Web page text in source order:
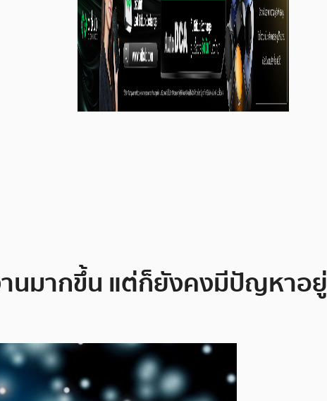
นมากขึ้น แต่ก็ยังคงมีปัญหาอยู่